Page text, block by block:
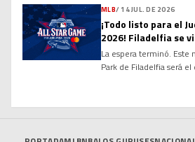
lanzadores
Circuito derrotó por
Nacional en la edición
MLB/ 14 JUL. DE 2026
¡Todo listo para el
2026! Filadelfia se
recibir a las
La espera terminó. Este
Park de Filadelfia será
en el tradicional duelo